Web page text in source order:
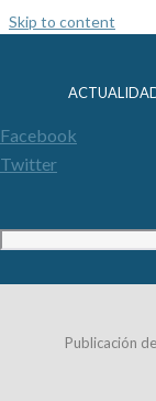
Skip to content
Facebook
Twitter
Publicación